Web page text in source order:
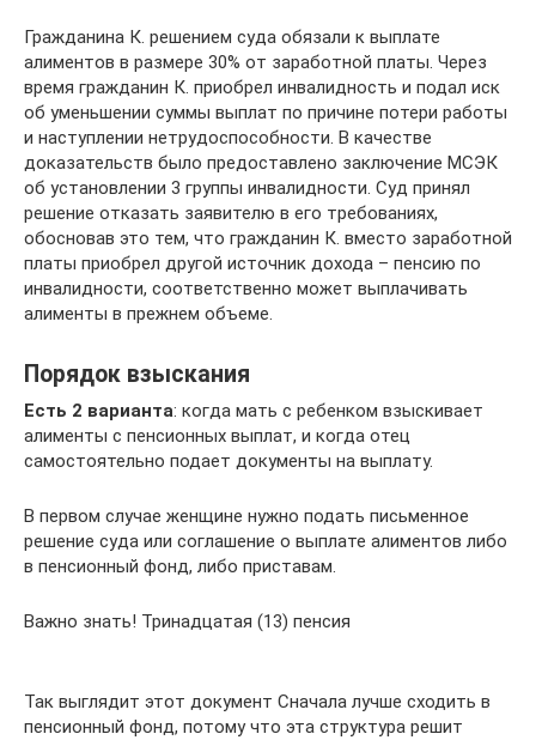
Гражданина К. решением суда обязали к выплате
алиментов в размере 30% от заработной платы. Через
время гражданин К. приобрел инвалидность и подал иск
об уменьшении суммы выплат по причине потери работы
и наступлении нетрудоспособности. В качестве
доказательств было предоставлено заключение МСЭК
об установлении 3 группы инвалидности. Суд принял
решение отказать заявителю в его требованиях,
обосновав это тем, что гражданин К. вместо заработной
платы приобрел другой источник дохода – пенсию по
инвалидности, соответственно может выплачивать
алименты в прежнем объеме.
Порядок взыскания
Есть 2 варианта: когда мать с ребенком взыскивает
алименты с пенсионных выплат, и когда отец
самостоятельно подает документы на выплату.
В первом случае женщине нужно подать письменное
решение суда или соглашение о выплате алиментов либо
в пенсионный фонд, либо приставам.
Важно знать! Тринадцатая (13) пенсия
Так выглядит этот документ Сначала лучше сходить в
пенсионный фонд, потому что эта структура решит